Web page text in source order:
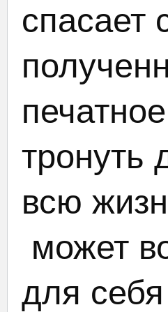
спасает
тронуть
всю
может
для